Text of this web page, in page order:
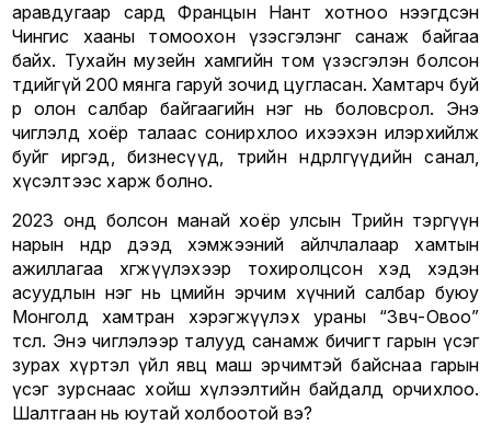
аравдугаар сард Францын Нант хотноо нээгдсэн
Чингис хааны томоохон үзэсгэлэнг санаж байгаа
байх. Тухайн музейн хамгийн том үзэсгэлэн болсон
төдийгүй 200 мянга гаруй зочид цугласан. Хамтарч буй
өөр олон салбар байгаагийн нэг нь боловсрол. Энэ
чиглэлд хоёр талаас сонирхлоо ихээхэн илэрхийлж
буйг иргэд, бизнесүүд, төрийн өндөрлөгүүдийн санал,
хүсэлтээс харж болно.
2023 онд болсон манай хоёр улсын Төрийн тэргүүн
нарын өндөр дээд хэмжээний айлчлалаар хамтын
ажиллагаа хөгжүүлэхээр тохиролцсон хэд хэдэн
асуудлын нэг нь цөмийн эрчим хүчний салбар буюу
Монголд хамтран хэрэгжүүлэх ураны “Зөөвч-Овоо”
төсөл. Энэ чиглэлээр талууд санамж бичигт гарын үсэг
зурах хүртэл үйл явц маш эрчимтэй байснаа гарын
үсэг зурснаас хойш хүлээлтийн байдалд орчихлоо.
Шалтгаан нь юутай холбоотой вэ?